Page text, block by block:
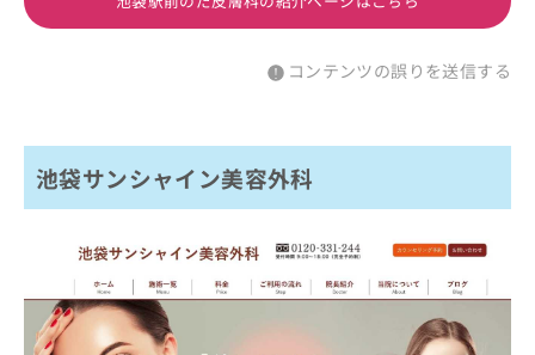
コンテンツの誤りを送信する
池袋サンシャイン美容外科